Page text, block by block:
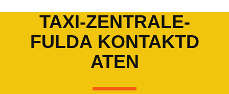
TAXI-ZENTRALE-
FULDA KONTAKTD
ATEN